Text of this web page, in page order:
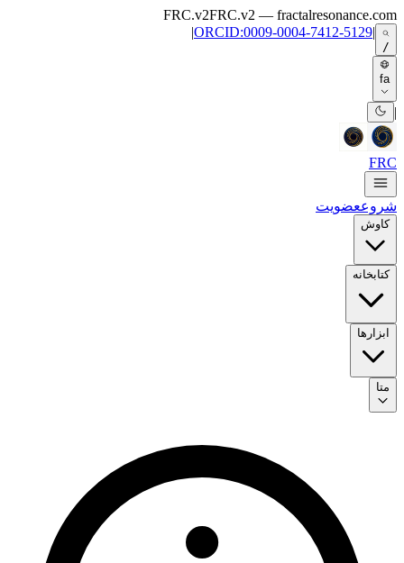
FRC.v2FRC.v2 — fractalresonance.com
/
|
ORCID:0009-0004-7412-5129
|
fa
|
FRC
شروععضویت
کاوش
کتابخانه
ابزارها
متا